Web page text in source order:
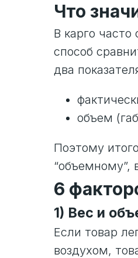
Что
В карго
способ
два
объем
Поэтому
“объемному”,
6
1) Вес и
Если товар
воздухом,